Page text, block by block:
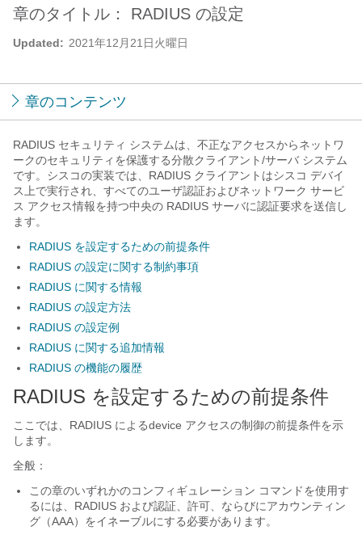
Updated: 2021年12月21日火曜日
章のタイトル： RADIUS の設定
章のコンテンツ
RADIUS セキュリティ システムは、不正なアクセスからネットワ
ークのセキュリティを保護する分散クライアント/サーバ システム
です。シスコの実装では、RADIUS クライアントはシスコ デバイ
ス上で実行され、すべてのユーザ認証およびネットワーク サービ
ス アクセス情報を持つ中央の RADIUS サーバに認証要求を送信し
ます。
RADIUS を設定するための前提条件
RADIUS の設定に関する制約事項
RADIUS に関する情報
RADIUS の設定方法
RADIUS の設定例
RADIUS に関する追加情報
RADIUS の機能の履歴
RADIUS を設定するための前提条件
ここでは、RADIUS によるdevice アクセスの制御の前提条件を示
します。
全般：
この章のいずれかのコンフィギュレーション コマンドを使用す
るには、RADIUS および認証、許可、ならびにアカウンティン
グ（AAA）をイネーブルにする必要があります。